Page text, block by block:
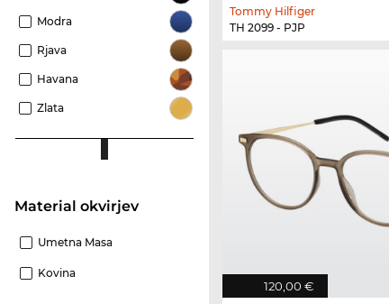
Modra
Rjava
Havana
Zlata
Material okvirjev
Umetna Masa
Kovina
Tommy Hilfiger
TH 2099 - PJP
120,00 €